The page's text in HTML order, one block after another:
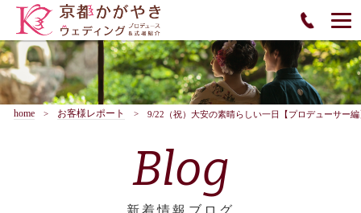
home お客様レポート 9/22（祝）大安の素晴らしい一日【プロデューサー編
Blog
新着情報ブログ